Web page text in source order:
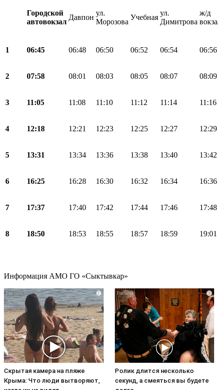
Городской
автовокзал
Давпон
ул.
Морозова
Учебная
ул.
Димитрова
ж/д
1 06:45 06:48 06:50 06:52 06:54 06:56
2 07:58 08:01 08:03 08:05 08:07 08:09
3 11:05 11:08 11:10 11:12 11:14 11:16
4 12:18 12:21 12:23 12:25 12:27 12:29
5 13:31 13:34 13:36 13:38 13:40 13:42
6 16:25 16:28 16:30 16:32 16:34 16:36
7 17:37 17:40 17:42 17:44 17:46 17:48
8 18:50 18:53 18:55 18:57 18:59 19:01
Информация АМО ГО «Сыктывкар»
i
Скрытая камера на пляже
Крыма: Что люди вытворяют,
i
Ролик длится несколько
секунд, а смеяться вы будете